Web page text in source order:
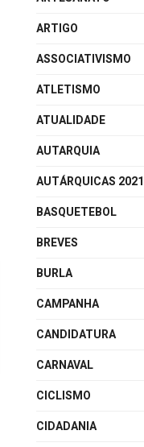
ARTIGO
ASSOCIATIVISMO
ATLETISMO
ATUALIDADE
AUTARQUIA
AUTÁRQUICAS 2021
BASQUETEBOL
BREVES
BURLA
CAMPANHA
CANDIDATURA
CARNAVAL
CICLISMO
CIDADANIA